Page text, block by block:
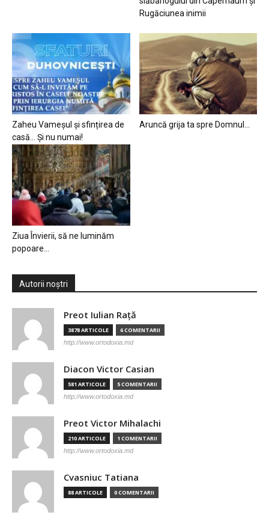
Rugăciunea inimii
Zaheu Vameșul și sfințirea de
casă… Și nu numai!
Aruncă grija ta spre Domnul…
Ziua Învierii, să ne luminăm
popoare…
Autorii noștri
Preot Iulian Raţă
3878 ARTICOLE 6 COMENTARII
http://www.ortodoxia.md
Diacon Victor Casian
581 ARTICOLE 5 COMENTARII
http://www.ortodoxia.md
Preot Victor Mihalachi
210 ARTICOLE 1 COMENTARII
http://www.ortodoxia.md
Cvasniuc Tatiana
88 ARTICOLE 0 COMENTARII